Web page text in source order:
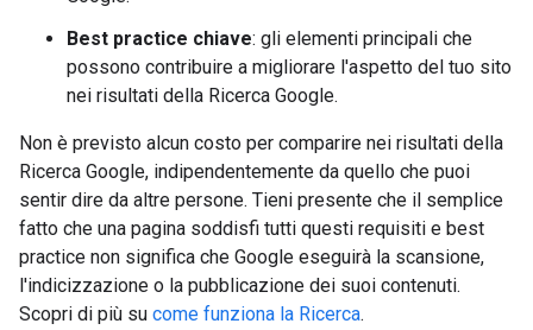
Best practice chiave: gli elementi principali che
possono contribuire a migliorare l'aspetto del tuo sito
nei risultati della Ricerca Google.
Non è previsto alcun costo per comparire nei risultati della
Ricerca Google, indipendentemente da quello che puoi
sentir dire da altre persone. Tieni presente che il semplice
fatto che una pagina soddisfi tutti questi requisiti e best
practice non significa che Google eseguirà la scansione,
l'indicizzazione o la pubblicazione dei suoi contenuti.
Scopri di più su come funziona la Ricerca.